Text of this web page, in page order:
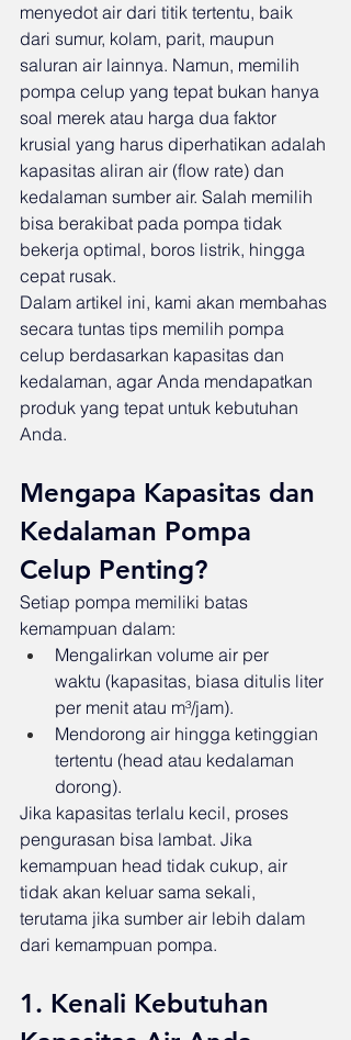
menyedot air dari titik tertentu, baik
dari sumur, kolam, parit, maupun
saluran air lainnya. Namun, memilih
pompa celup yang tepat bukan hanya
soal merek atau harga dua faktor
krusial yang harus diperhatikan adalah
kapasitas aliran air (flow rate) dan
kedalaman sumber air. Salah memilih
bisa berakibat pada pompa tidak
bekerja optimal, boros listrik, hingga
cepat rusak.
Dalam artikel ini, kami akan membahas
secara tuntas tips memilih pompa
celup berdasarkan kapasitas dan
kedalaman, agar Anda mendapatkan
produk yang tepat untuk kebutuhan
Anda.
Mengapa Kapasitas dan
Kedalaman Pompa
Celup Penting?
Setiap pompa memiliki batas
kemampuan dalam:
Mengalirkan volume air per
waktu (kapasitas, biasa ditulis liter
per menit atau m³/jam).
Mendorong air hingga ketinggian
tertentu (head atau kedalaman
dorong).
Jika kapasitas terlalu kecil, proses
pengurasan bisa lambat. Jika
kemampuan head tidak cukup, air
tidak akan keluar sama sekali,
terutama jika sumber air lebih dalam
dari kemampuan pompa.
1. Kenali Kebutuhan